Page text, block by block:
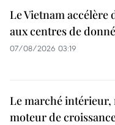
Le Vietnam accélère
aux centres de
07/08/2026 03:19
Le marché intérieur,
moteur de